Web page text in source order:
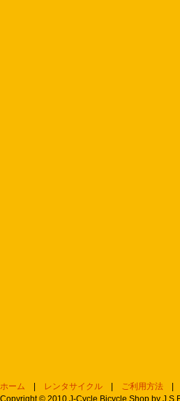
ホーム レンタサイクル ご利用方法
Copyright © 2010 J-Cycle Bicycle Shop by